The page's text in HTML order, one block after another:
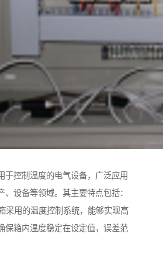
于控制温度的电气设备，广泛应用
、设备等领域。其主要特点包括：
采用的温度控制系统，能够实现高
保箱内温度稳定在设定值，误差范